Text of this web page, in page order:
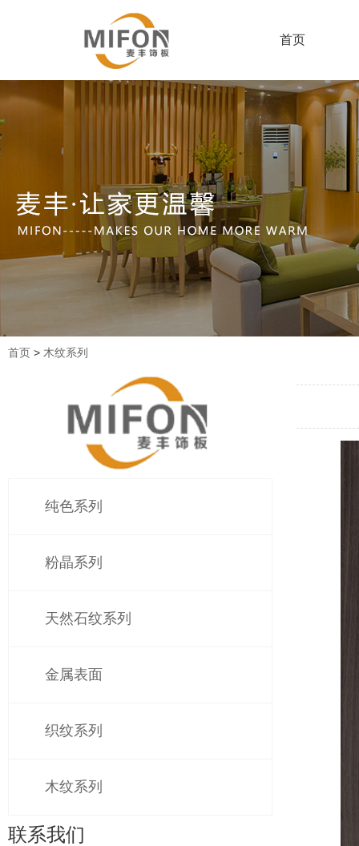
首页
首页 > 木纹系列
纯色系列
粉晶系列
天然石纹系列
金属表面
织纹系列
木纹系列
联系我们